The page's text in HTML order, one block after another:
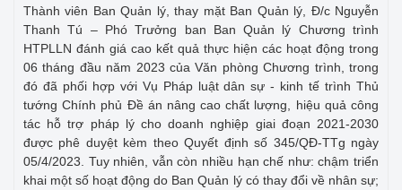
Thành viên Ban Quản lý, thay mặt Ban Quản lý, Đ/c Nguyễn
Thanh Tú – Phó Trưởng ban Ban Quản lý Chương trình
HTPLLN đánh giá cao kết quả thực hiện các hoạt động trong
06 tháng đầu năm 2023 của Văn phòng Chương trình, trong
đó đã phối hợp với Vụ Pháp luật dân sự - kinh tế trình Thủ
tướng Chính phủ Đề án nâng cao chất lượng, hiệu quả công
tác hỗ trợ pháp lý cho doanh nghiệp giai đoạn 2021-2030
được phê duyệt kèm theo Quyết định số 345/QĐ-TTg ngày
05/4/2023. Tuy nhiên, vẫn còn nhiều hạn chế như: chậm triển
khai một số hoạt động do Ban Quản lý có thay đổi về nhân sự;